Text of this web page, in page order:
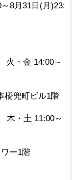
8月31日(月)23:
・金 14:00～
兜町ビル1階
・土 11:00～
ー1階